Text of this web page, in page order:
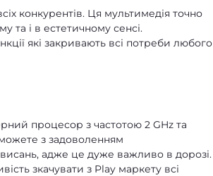
конкурентів. Ця мультимедія точно
та і в естетичному сенсі.
які закривають всі потреби любого
процесор з частотою 2 GHz та
з задоволенням
адже це дуже важливо в дорозі.
зкачувати з Play маркету всі